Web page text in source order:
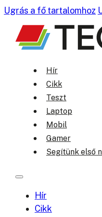
Ugrás a fő tartalomhoz
Hír
Cikk
Teszt
Laptop
Mobil
Gamer
Segítünk első
Hír
Cikk